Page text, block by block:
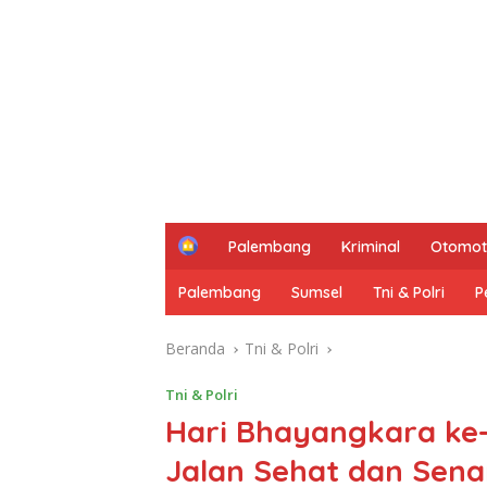
H
m
e
Palembang Kriminal
Palembang Sumsel Tni & Polri
Beranda Tni & Polri
Tni & Polri
Hari Bhayangkara
Jalan Sehat dan